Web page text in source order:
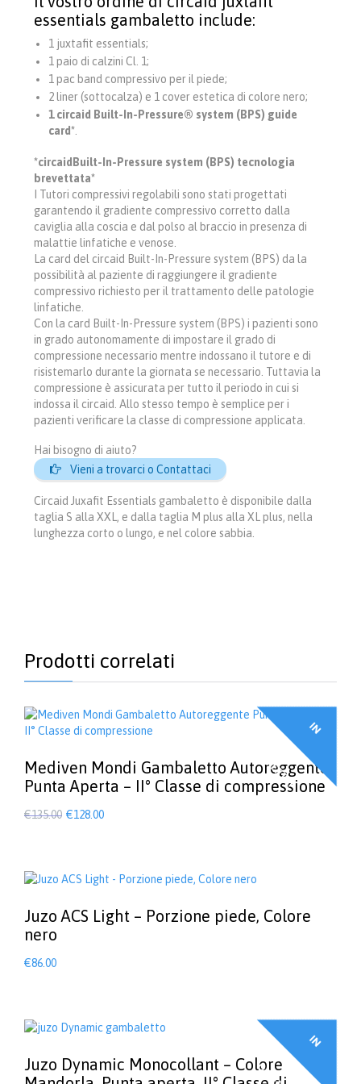
essentials gambaletto include:
1 juxtafit essentials;
1 paio di calzini Cl. 1;
1 pac band compressivo per il piede;
2 liner (sottocalza) e 1 cover estetica di colore nero;
1 circaid Built-In-Pressure® system (BPS) guide
card*.
*circaidBuilt-In-Pressure system (BPS) tecnologia
brevettata*
I Tutori compressivi regolabili sono stati progettati
garantendo il gradiente compressivo corretto dalla
caviglia alla coscia e dal polso al braccio in presenza di
malattie linfatiche e venose.
La card del circaid Built-In-Pressure system (BPS) da la
possibilità al paziente di raggiungere il gradiente
compressivo richiesto per il trattamento delle patologie
linfatiche.
Con la card Built-In-Pressure system (BPS) i pazienti sono
in grado autonomamente di impostare il grado di
compressione necessario mentre indossano il tutore e di
risistemarlo durante la giornata se necessario. Tuttavia la
compressione è assicurata per tutto il periodo in cui si
indossa il circaid. Allo stesso tempo è semplice per i
pazienti verificare la classe di compressione applicata.
Hai bisogno di aiuto?
 Vieni a trovarci o Contattaci
Circaid Juxafit Essentials gambaletto è disponibile dalla
taglia S alla XXL, e dalla taglia M plus alla XL plus, nella
lunghezza corto o lungo, e nel colore sabbia.
Prodotti correlati
I
N
O
F
F
E
R
T
A
!
Mediven Mondi Gambaletto Autoreggente
Punta Aperta – II° Classe di compressione
€135.00 Il
€135.00.
€128.00Il
€128.00.
più
Le
possono
essere
del
Juzo ACS Light – Porzione piede, Colore
nero
€86.00
più
Le
opzioni
I
N
F
F
E
R
T
A
Juzo Dynamic Monocollant – Colore